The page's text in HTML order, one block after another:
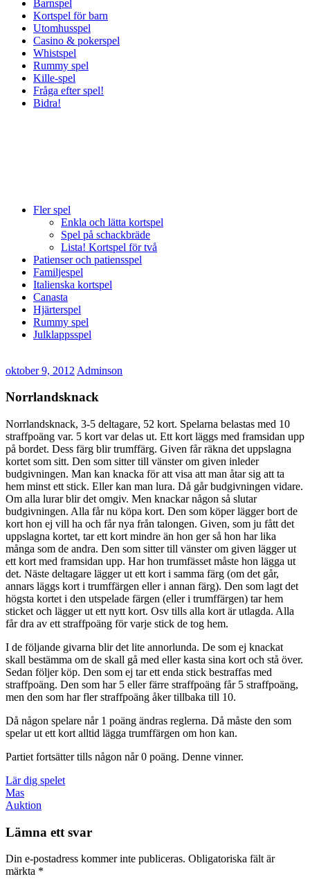
Barnspel
Kortspel för barn
Utomhusspel
Casino & pokerspel
Whistspel
Rummy spel
Kille-spel
Fråga efter spel!
Bidra!
Fler spel
Enkla och lätta kortspel
Spel på schackbräde
Lista! Kortspel för två
Patienser och patiensspel
Familjespel
Italienska kortspel
Canasta
Hjärterspel
Rummy spel
Julklappsspel
oktober 9, 2012 Adminson
Norrlandsknack
Norrlandsknack, 3-5 deltagare, 52 kort. Spelarna belastas med 10
straffpoäng var. 5 kort var delas ut. Ett kort läggs med framsidan upp
på bordet. Dess färg blir trumffärg. Given får räkna det uppslagna
kortet som sitt. Den som sitter till vänster om given inleder
budgivningen. Man kan knacka för att visa att man åtar sig att ta
hem minst ett stick. Eller kan man lura. Då går budgivningen vidare.
Om alla lurar blir det omgiv. Men knackar någon så slutar
budgivningen. Alla får nu köpa kort. Den som köper lägger bort de
kort hon ej vill ha och får nya från talongen. Given, som ju fått det
uppslagna kortet, tar ett kort mindre än hon ger så hon har lika
många som de andra. Den som sitter till vänster om given lägger ut
ett kort med framsidan upp. Har hon trumfässet måste hon lägga ut
det. Näste deltagare lägger ut ett kort i samma färg (om det går,
annars läggs kort i trumffärgen eller i annan färg). Den som lagt det
högsta kortet i den utspelade färgen (eller i trumffärgen) tar hem
sticket och lägger ut ett nytt kort. Osv tills alla kort är utlagda. Alla
får dra av ett straffpoäng för varje stick de tog hem.
I de följande givarna blir det lite annorlunda. De som ej knackat
skall bestämma om de skall gå med eller kasta sina kort och stå över.
Sedan följer köp. Den som ej tar ett enda stick bestraffas med
straffpoäng. Den som har 5 eller färre straffpoäng får 5 straffpoäng,
men den som har fler straffpoäng åker tillbaka till 10.
Då någon spelare når 1 poäng ändras reglerna. Då måste den som
spelar ut ett kort alltid lägga trumffärgen om hon kan.
Partiet fortsätter tills någon når 0 poäng. Denne vinner.
Lär dig spelet
Inläggsnavigering
Föregående
inlägg:
Mas
Nästa
Auktion
Lämna ett svar
Din e-postadress kommer inte publiceras. Obligatoriska fält är
märkta *